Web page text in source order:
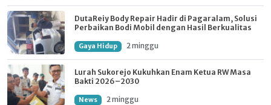
DutaReiy Body Repair Hadir di Pagaralam, Solusi
Perbaikan Bodi Mobil dengan Hasil Berkualitas
Gaya Hidup 2 minggu
Lurah Sukorejo Kukuhkan Enam Ketua RW Masa
Bakti 2026–2030
News 2 minggu